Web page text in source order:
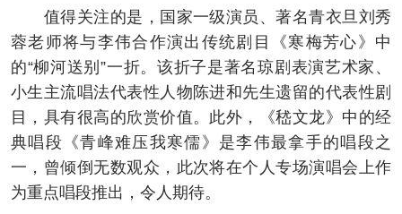
值得关注的是，国家一级演员、著名青衣旦刘秀
蓉老师将与李伟合作演出传统剧目《寒梅芳心》中
的“柳河送别”一折。该折子是著名琼剧表演艺术家、
小生主流唱法代表性人物陈进和先生遗留的代表性剧
目，具有很高的欣赏价值。此外，《嵇文龙》中的经
典唱段《青峰难压我寒儒》是李伟最拿手的唱段之
一，曾倾倒无数观众，此次将在个人专场演唱会上作
为重点唱段推出，令人期待。